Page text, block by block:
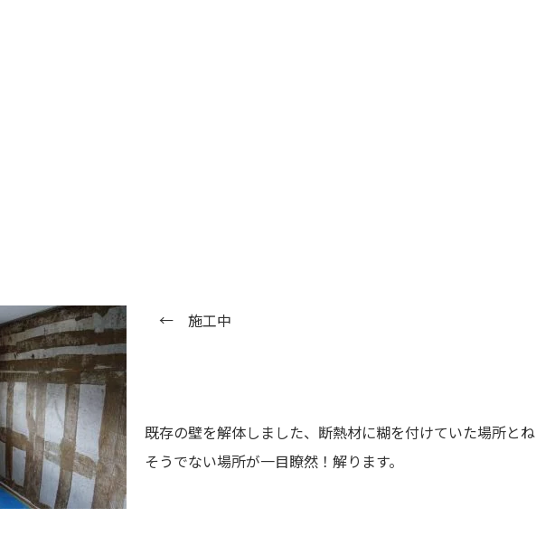
← 施工中
既存の壁を解体しました、断熱材に糊を付けていた場所とね
そうでない場所が一目瞭然！解ります。